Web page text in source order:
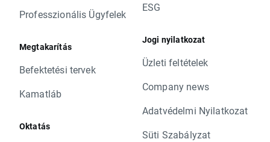
Professzionális Ügyfelek
Megtakarítás
Befektetési tervek
Kamatláb
Oktatás
ESG
Jogi nyilatkozat
Üzleti feltételek
Company news
Adatvédelmi Nyilatkozat
Süti Szabályzat